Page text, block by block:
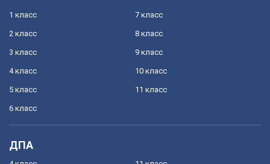
1 класс
2 класс
3 класс
4 класс
5 класс
6 класс
7 класс
8 класс
9 класс
10 класс
11 класс
ДПА